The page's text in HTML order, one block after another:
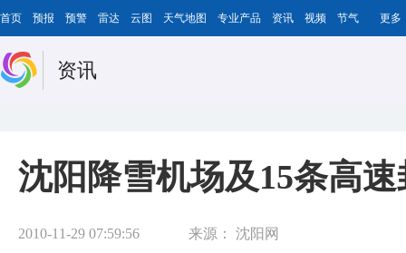
首页 预报 预警 雷达 云图 天气地图 专业产品 资讯 视频 节气 更多
资讯
沈阳降雪机场及15条高
2010-11-29 07:59:56 来源： 沈阳网